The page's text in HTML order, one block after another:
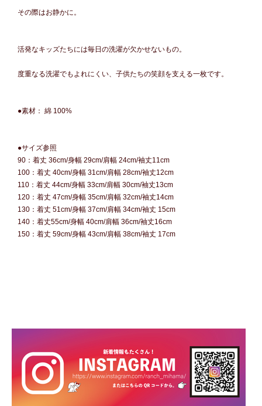
その際はお静かに。
活発なキッズたちには毎日の洗濯が欠かせないもの。
度重なる洗濯でもよれにくい、子供たちの笑顔を支える一枚です。
●素材： 綿 100%
●サイズ参照
90：着丈 36cm/身幅 29cm/肩幅 24cm/袖丈11cm
100：着丈 40cm/身幅 31cm/肩幅 28cm/袖丈12cm
110：着丈 44cm/身幅 33cm/肩幅 30cm/袖丈13cm
120：着丈 47cm/身幅 35cm/肩幅 32cm/袖丈14cm
130：着丈 51cm/身幅 37cm/肩幅 34cm/袖丈 15cm
140：着丈55cm/身幅 40cm/肩幅 36cm/袖丈16cm
150：着丈 59cm/身幅 43cm/肩幅 38cm/袖丈 17cm